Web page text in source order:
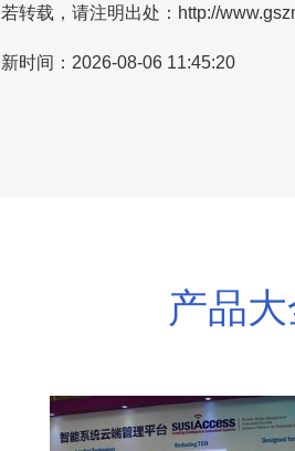
转载，请注明出处：http://
时间：2026-08-06 11:45:20
产品